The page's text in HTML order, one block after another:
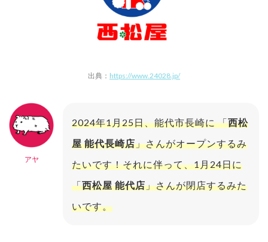
出典： https://www.24028.jp/
アヤ
2024年1月25日、能代市長崎に 「西松
屋 能代長崎店」さんがオープンするみ
たいです！それに伴って、1月24日に
「西松屋 能代店」さんが閉店するみた
いです。